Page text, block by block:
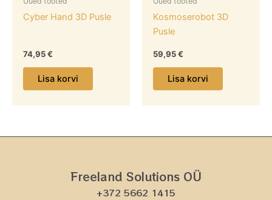
Cyber Hand 3D Pusle
74,95€
Lisa korvi
Kosmoserobot 3D
Pusle
59,95€
Lisa korvi
Freeland Solutions OÜ
+372 5662 1415